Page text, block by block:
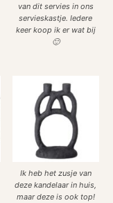
van dit servies in ons
servieskastje. Iedere
keer koop ik er wat bij
🙂
Ik heb het zusje van
deze kandelaar in huis,
maar deze is ook top!